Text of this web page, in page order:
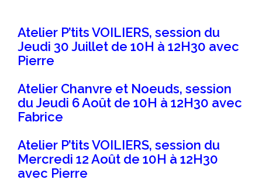
Atelier P’tits VOILIERS, session du
Jeudi 30 Juillet de 10H à 12H30 avec
Pierre
Atelier Chanvre et Noeuds, session
du Jeudi 6 Août de 10H à 12H30 avec
Fabrice
Atelier P’tits VOILIERS, session du
Mercredi 12 Août de 10H à 12H30
avec Pierre